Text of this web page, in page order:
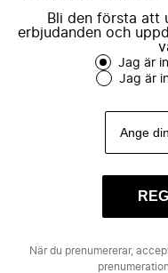
Bli den första att
erbjudanden och
Jag är
Jag är
När du prenumererar,